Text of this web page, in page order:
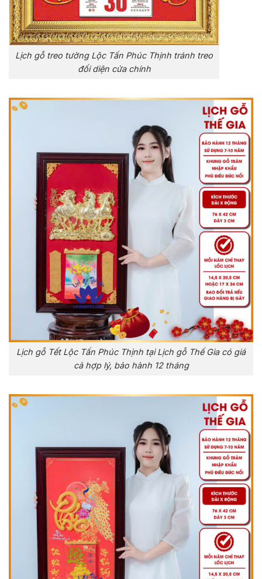
Lịch gỗ treo tường Lộc Tấn Phúc Thịnh tránh treo
đối diện cửa chính
Lịch gỗ Tết Lộc Tấn Phúc Thịnh tại Lịch gỗ Thế Gia có giá
cả hợp lý, bảo hành 12 tháng